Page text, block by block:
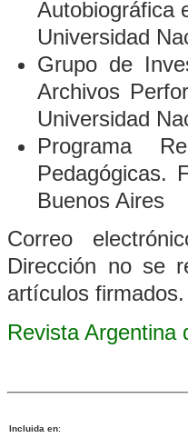
Autobiográfica
Universidad
Grupo de
Archivos
Universidad
Programa
Pedagógicas.
Buenos Aires
Correo
Dirección no se
artículos firmados.
Revista Argentina
Incluida en: